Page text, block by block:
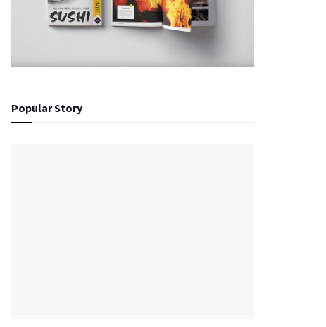
Popular Story